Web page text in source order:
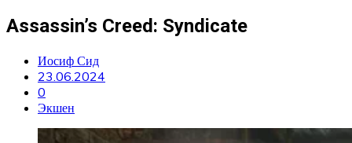
Assassin’s Creed: Syndicate
Иосиф Сид
23.06.2024
0
Экшен